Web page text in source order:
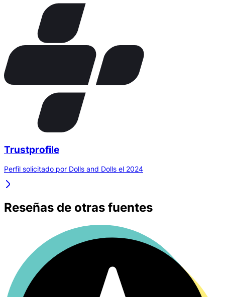
Trustprofile
Perfil solicitado por Dolls and Dolls el 2024
Reseñas de otras fuentes